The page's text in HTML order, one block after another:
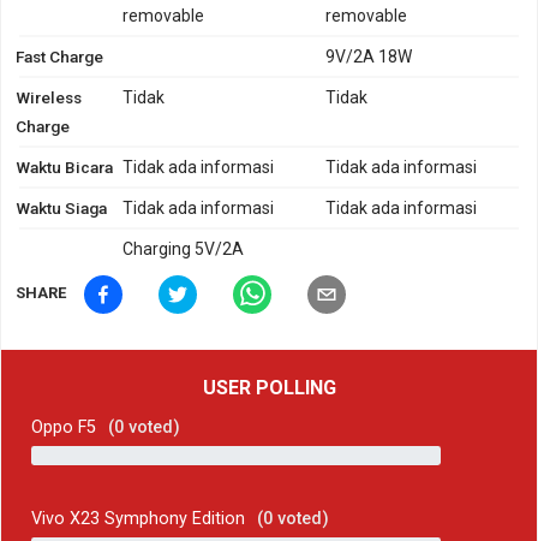
removable
removable
Fast Charge 9V/2A 18W
Wireless
Charge
Tidak Tidak
Waktu Bicara Tidak ada informasi Tidak ada informasi
Waktu Siaga Tidak ada informasi Tidak ada informasi
Charging 5V/2A
SHARE
USER POLLING
Oppo F5 (0 voted)
Vivo X23 Symphony Edition (0 voted)